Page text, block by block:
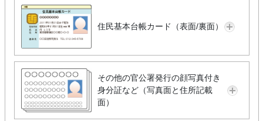
住民基本台帳カード（表面/裏面）
その他の官公署発行の顔写真付き
身分証など（写真面と住所記載
面）